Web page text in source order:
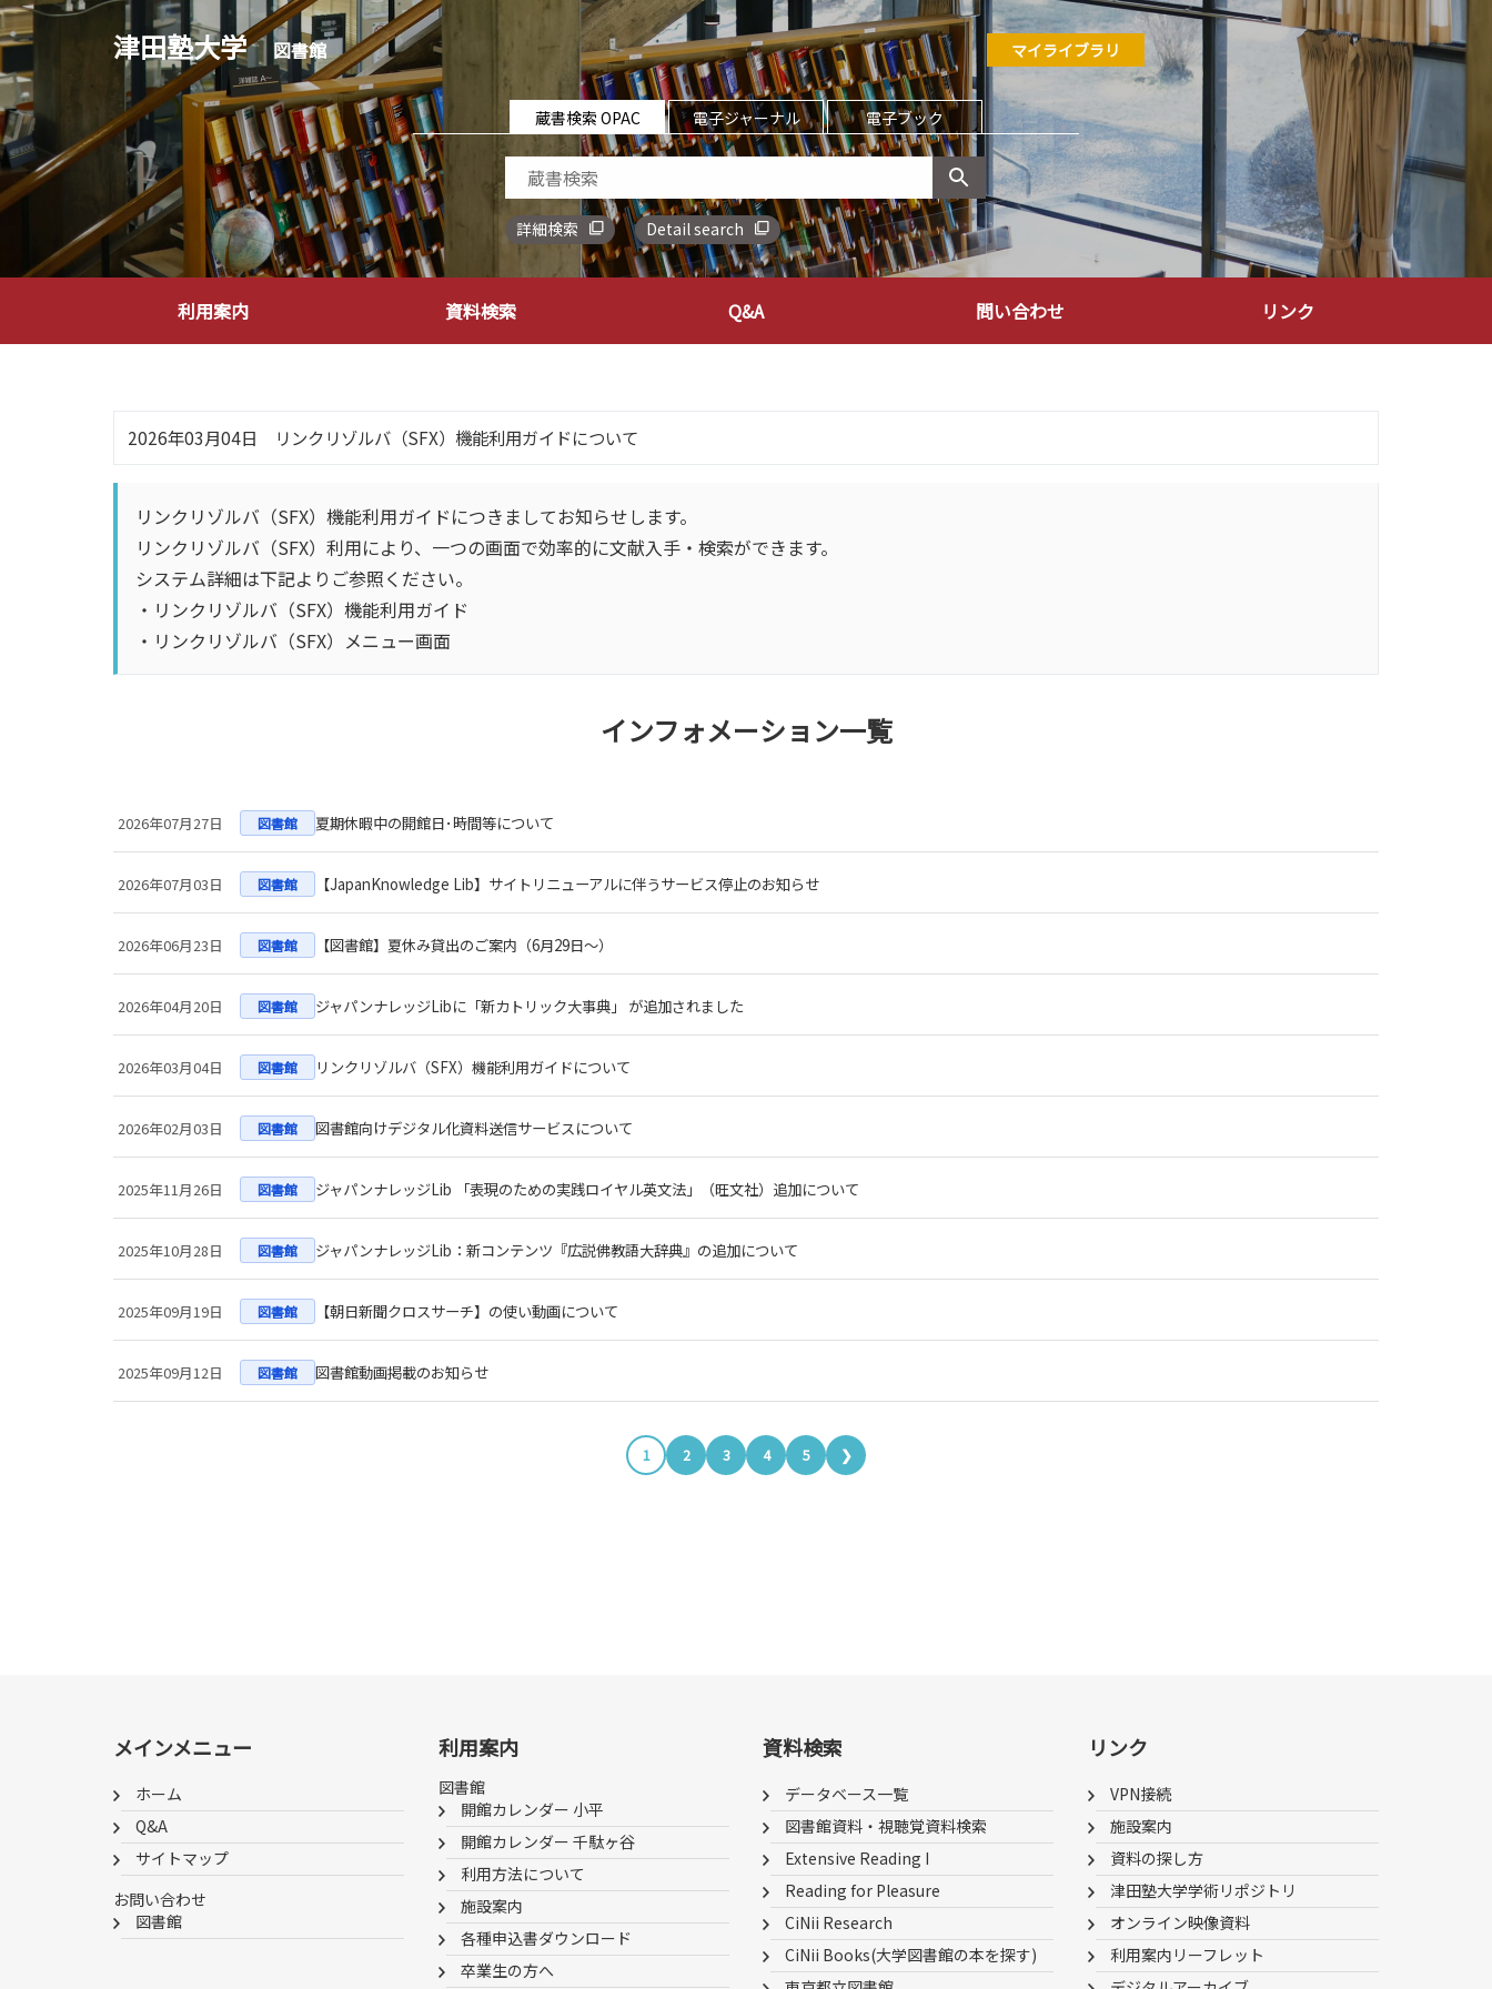
津田塾大学図書館 マイライブラリ
蔵書検索 OPAC 電子ジャーナル 電子ブック
詳細検索 Detail search
利用案内 資料検索 Q&A 問い合わせ リンク
2026年03月04日 リンクリゾルバ（SFX）機能利用ガイドについて
リンクリゾルバ（SFX）機能利用ガイドにつきましてお知らせします。
リンクリゾルバ（SFX）利用により、 一つの画面で効率的に文献入手・検索ができます。
システム詳細は下記よりご参照ください。
・ リンクリゾルバ（SFX）機能利用ガイド
・ リンクリゾルバ（SFX）メニュー画面
インフォメーション一覧
2026年07月27日 図書館 夏期休暇中の開館日･時間等について
2026年07月03日 図書館 【JapanKnowledge Lib】サイトリニューアルに伴うサービス停止のお知らせ
2026年06月23日 図書館 【図書館】夏休み貸出のご案内（6月29日～）
2026年04月20日 図書館 ジャパンナレッジLibに「新カトリック大事典」 が追加されました
2026年03月04日 図書館 リンクリゾルバ（SFX）機能利用ガイドについて
2026年02月03日 図書館 図書館向けデジタル化資料送信サービスについて
2025年11月26日 図書館 ジャパンナレッジLib 「表現のための実践ロイヤル英文法」（旺文社）追加について
2025年10月28日 図書館 ジャパンナレッジLib：新コンテンツ『広説佛教語大辞典』の追加について
2025年09月19日 図書館 【朝日新聞クロスサーチ】の使い動画について
2025年09月12日 図書館 図書館動画掲載のお知らせ
1 2 3 4 5 ❯
メインメニュー
ホーム
Q&A
サイトマップ
お問い合わせ
図書館
利用案内
図書館
開館カレンダー 小平
開館カレンダー 千駄ヶ谷
利用方法について
施設案内
各種申込書ダウンロード
卒業生の方へ
資料検索
データベース一覧
図書館資料・視聴覚資料検索
Extensive Reading I
Reading for Pleasure
CiNii Research
CiNii Books(大学図書館の本を探す)
リンク
VPN接続
施設案内
資料の探し方
津田塾大学学術リポジトリ
オンライン映像資料
利用案内リーフレット